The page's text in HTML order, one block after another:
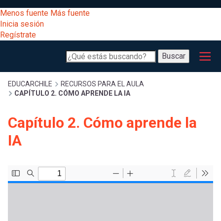
al
contenido
principal
[Educarchile
Escritorio]
Menú
entrar
a
Menos fuente Más fuente
Inicia sesión
Regístrate
Buscar
Buscar
Menú
principal
Desarrollo
Expand
Gestión
Expand
Comunidad
Expand
Expand
Sobrescribir
enlaces
de
ayuda
EDUCARCHILE
RECURSOS PARA EL AULA
CAPÍTULO 2. CÓMO APRENDE LA IA
Capítulo 2. Cómo aprende la
IA